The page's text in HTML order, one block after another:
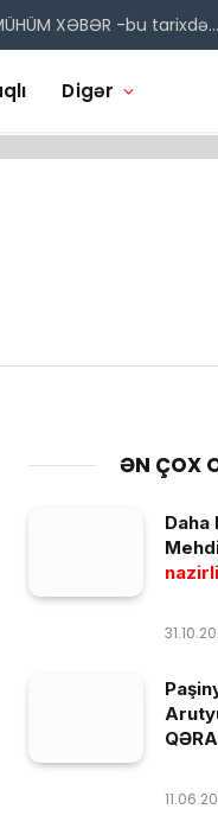
XƏBƏR -bu tarixdə…
Digər
ƏN ÇOX
Daha